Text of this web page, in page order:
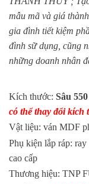
mẫu mã và giá
gia đình tiết kiệm
đình sữ dụng, cũng
những doanh nhân
Kích thước: Sâu
có thể thay đổi kích
Vật liệu: ván MDF
Phụ kiện lắp ráp:
cao cấp
Thương hiệu: TNP